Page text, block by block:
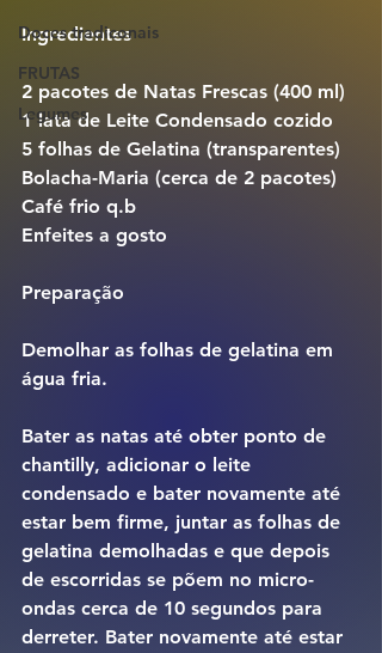
Doces tradiconais
FRUTAS
Legumes
Ingredientes
2 pacotes de Natas Frescas (400 ml)
1 lata de Leite Condensado cozido
5 folhas de Gelatina (transparentes)
Bolacha-Maria (cerca de 2 pacotes)
Café frio q.b
Enfeites a gosto
Preparação
Demolhar as folhas de gelatina em
água fria.
Bater as natas até obter ponto de
chantilly, adicionar o leite
condensado e bater novamente até
estar bem firme, juntar as folhas de
gelatina demolhadas e que depois
de escorridas se põem no micro-
ondas cerca de 10 segundos para
derreter. Bater novamente até estar